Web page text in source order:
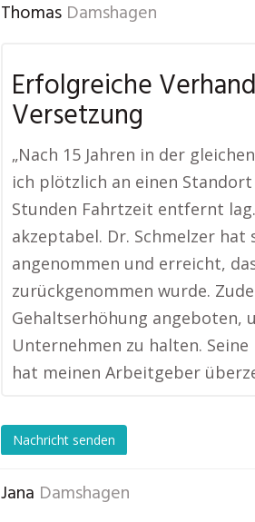
Thomas Damshagen
Erfolgreiche
Versetzung
„Nach 15 Jahren in der
ich plötzlich an einen
Stunden Fahrtzeit entfernt
akzeptabel. Dr. Schmelzer hat
angenommen und erreicht,
zurückgenommen wurde.
Gehaltserhöhung angeboten,
Unternehmen zu halten.
hat meinen Arbeitgeber
Nachricht senden
Jana Damshagen